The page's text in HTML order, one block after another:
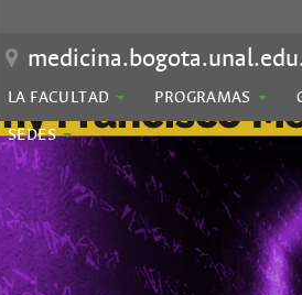
LA FACULTAD PROGRAMAS
SEDES